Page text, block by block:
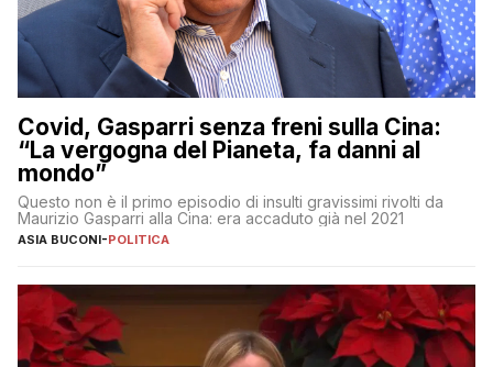
Covid, Gasparri senza freni sulla Cina:
“La vergogna del Pianeta, fa danni al
mondo”
Questo non è il primo episodio di insulti gravissimi rivolti da
Maurizio Gasparri alla Cina: era accaduto già nel 2021
ASIA BUCONI-POLITICA